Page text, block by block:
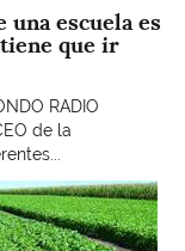
una escuela es
que ir
RADIO
de la